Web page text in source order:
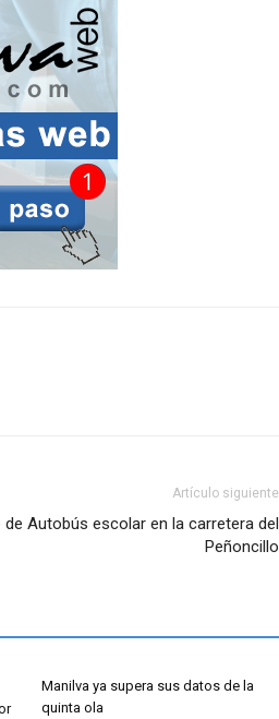
Artículo siguiente
Autobús escolar en la carretera del
Peñoncillo
Manilva ya supera sus datos de la
quinta ola